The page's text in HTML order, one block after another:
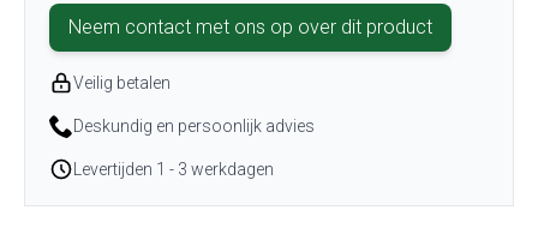
Neem contact met ons op over dit product
Veilig betalen
Deskundig en persoonlijk advies
Levertijden 1 - 3 werkdagen